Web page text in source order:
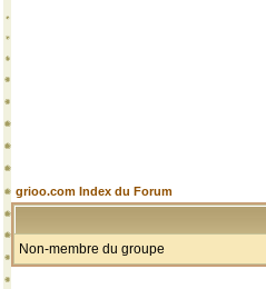
grioo.com Index du Forum
Non-membre du groupe